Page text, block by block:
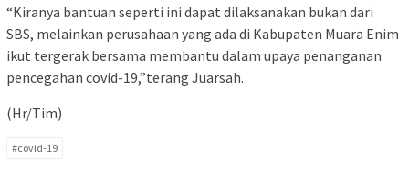
“Kiranya bantuan seperti ini dapat dilaksanakan bukan dari
SBS, melainkan perusahaan yang ada di Kabupaten Muara Enim
ikut tergerak bersama membantu dalam upaya penanganan
pencegahan covid-19,”terang Juarsah.
(Hr/Tim)
#covid-19